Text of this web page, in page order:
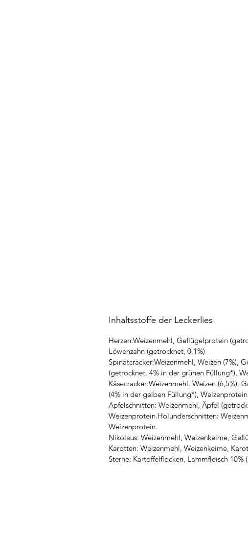
Inhaltsstoffe der Leckerlies
Herzen:Weizenmehl, Geflügelprotein
Löwenzahn (getrocknet, 0,1%)
Spinatcracker:Weizenmehl, Weizen (7%),
(getrocknet, 4% in der grünen Füllung*),
Käsecracker:Weizenmehl, Weizen
(4% in der gelben Füllung*),
Apfelschnitten: Weizenmehl, Äpfel
Weizenprotein.Holunderschnitten:
Weizenprotein.
Nikolaus: Weizenmehl, Weizenkeime,
Karotten: Weizenmehl, Weizenkeime,
Sterne: Kartoffelflocken, Lammfleisch